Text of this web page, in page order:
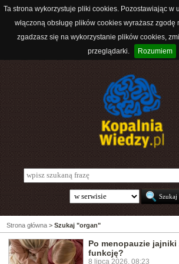
Ta strona wykorzystuje pliki cookies. Pozostawiając w
włączoną obsługę plików cookies wyrażasz zgodę
zgadzasz się na wykorzystanie plików cookies,
przeglądarki.
Rozumiem
Strona główna > Szukaj "organ"
Po menopauzie
funkcję?
8 lipca 2026, 08:23